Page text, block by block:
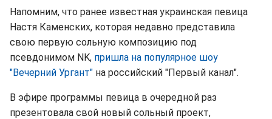
Напомним, что ранее известная украинская певица
Настя Каменских, которая недавно представила
свою первую сольную композицию под
псевдонимом NK, пришла на популярное шоу
"Вечерний Ургант" на российский "Первый канал".
В эфире программы певица в очередной раз
презентовала свой новый сольный проект,